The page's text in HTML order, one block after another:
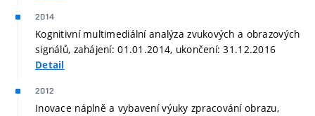
2014
Kognitivní multimediální analýza zvukových a obrazových
signálů, zahájení: 01.01.2014, ukončení: 31.12.2016
Detail
2012
Inovace náplně a vybavení výuky zpracování obrazu,